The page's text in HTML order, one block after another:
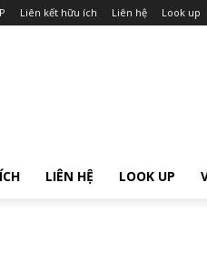
Liên kết hữu ích Liên hệ Look up
LIÊN HỆ LOOK UP